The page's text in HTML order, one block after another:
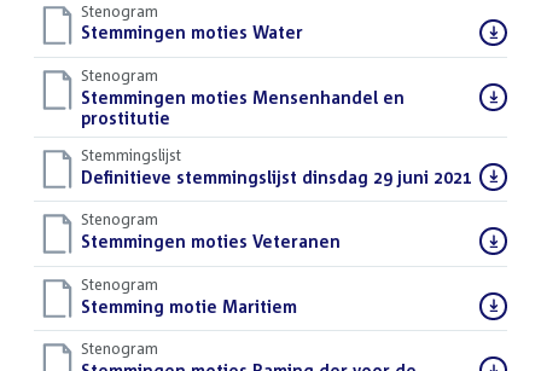
Stenogram
Download
bestand:
Stemmingen moties Water()
Stenogram
Download
bestand:
Stemmingen moties Mensenhandel en
prostitutie
Stemmingslijst
Download
bestand:
Definitieve stemmingslijst dinsdag 29 juni 2021 ()
Stenogram
Download
bestand:
Stemmingen moties Veteranen
Stenogram
Download
bestand:
Stemming motie Maritiem()
Stenogram